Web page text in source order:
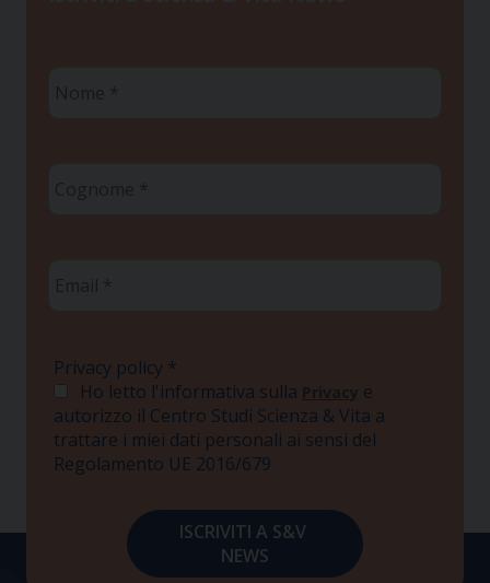
Privacy policy *
Ho letto l'informativa sulla Privacy e
autorizzo il Centro Studi Scienza & Vita a
trattare i miei dati personali ai sensi del
Regolamento UE 2016/679